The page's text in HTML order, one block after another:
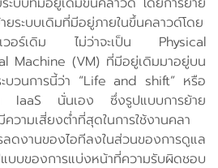
ยระบบเดิมที่มีอยู่ภายในขึ้นคลาวด์โดย
ฟเวอร์เดิม ไม่ว่าจะเป็น Physical
Machine (VM) ที่มีอยู่เดิมมาอยู่บน
ะบวนการนี้ว่า “Life and shift” หรือ
น IaaS นั่นเอง ซึ่งรูปแบบการย้าย
วามเสี่ยงต่ำที่สุดในการใช้งานคลา
านของไอทีลงในส่วนของการดูแล
ของการแบ่งหน้าที่ความรับผิดชอบ